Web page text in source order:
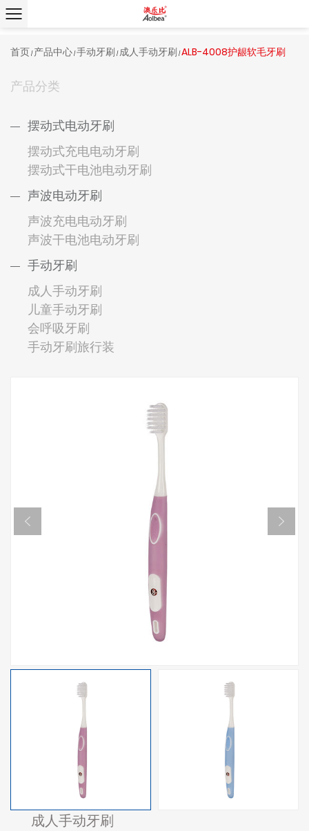
首页 / 产品中心 / 手动牙刷 / 成人手动牙刷 / ALB-4008护龈软毛牙刷
产品分类
摆动式电动牙刷
摆动式充电电动牙刷
摆动式干电池电动牙刷
声波电动牙刷
声波充电电动牙刷
声波干电池电动牙刷
手动牙刷
成人手动牙刷
儿童手动牙刷
会呼吸牙刷
手动牙刷旅行装
成人手动牙刷